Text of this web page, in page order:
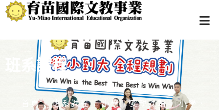
班系課程
首頁 / 班系課程 / 小學．安親課輔 /
小學．